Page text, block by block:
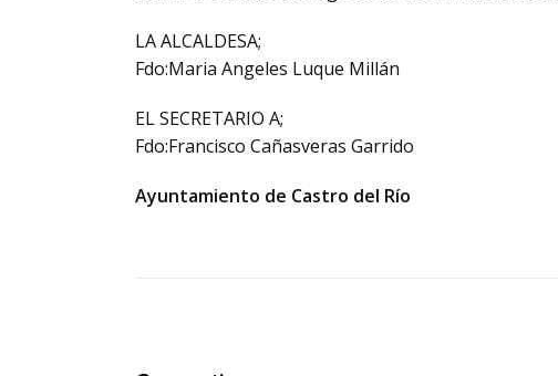
LA ALCALDESA;
Fdo:Maria Angeles Luque Millán
EL SECRETARIO A;
Fdo:Francisco Cañasveras Garrido
Ayuntamiento de Castro del Río